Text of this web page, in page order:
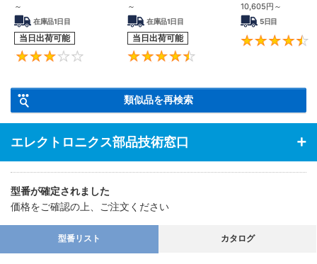
～
在庫品1日目
当日出荷可能
3
～
在庫品1日目
当日出荷可能
10,605円 ～
5日目
類似品を再検索
エレクトロニクス部品技術窓口
型番が確定されました
価格をご確認の上、ご注文ください
型番リスト カタログ